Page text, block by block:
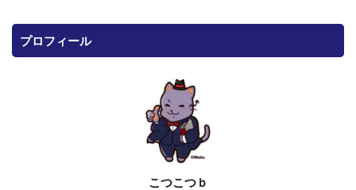
プロフィール
こつこつｂ